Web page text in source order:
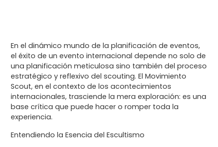
En el dinámico mundo de la planificación de eventos,
el éxito de un evento internacional depende no solo de
una planificación meticulosa sino también del proceso
estratégico y reflexivo del scouting. El Movimiento
Scout, en el contexto de los acontecimientos
internacionales, trasciende la mera exploración: es una
base crítica que puede hacer o romper toda la
experiencia.
Entendiendo la Esencia del Escultismo